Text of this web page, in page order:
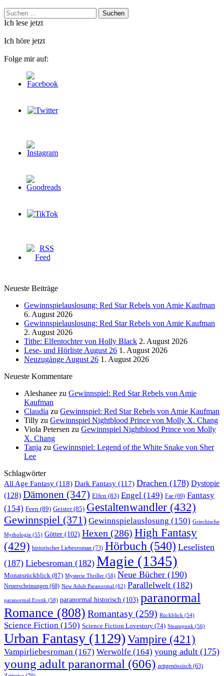
Suchen
nach:
Ich lese jetzt
Ich höre jetzt
Folge mir auf:
Neueste Beiträge
Gewinnspielauslosung: Red Star Rebels von Amie Kaufman
6. August 2026
Gewinnspielauslosung: Red Star Rebels von Amie Kaufman
2. August 2026
Tithe: Elfentochter von Holly Black 2. August 2026
Lese- und Hörliste August 26 1. August 2026
Neuzugänge August 26 1. August 2026
Neueste Kommentare
Aleshanee zu Gewinnspiel: Red Star Rebels von Amie
Kaufman
Claudia zu Gewinnspiel: Red Star Rebels von Amie Kaufman
Tilly zu Gewinnspiel Nightblood Prince von Molly X. Chang
Viola Petersen zu Gewinnspiel Nightblood Prince von Molly
X. Chang
Tanja zu Gewinnspiel: Legend of the White Snake von Sher
Lee
Schlagwörter
All Age Fantasy (118) Dark Fantasy (117) Drachen (178) Dystopie
(128) Dämonen (347) Elfen (83) Engel (149) Fae (69) Fantasy
(154) Feen (89) Geister(85) Gestaltenwandler (432)
Gewinnspiel (371) Gewinnspielauslosung (150) Griechische
Mythologie (55) Götter (102) Hexen (286) High Fantasy
(429) historischer Liebesroman (73) Hörbuch (540) Leselisten
(187) Liebesroman (182) Magie (1345)
Monatsrückblick (87) Mysterie Thriller (58) Neue Bücher (190)
Neuerscheinungen (68) New Adult Paranormal (62) Parallelwelt (182)
paranormal Erotik (58) paranormal historisch (103) paranormal
Romance (808) Romantasy (259) Rückblick (54)
Science Fiction (150) Science Fiction Lovestory (74) Steampunk (56)
Urban Fantasy (1129) Vampire (421)
Vampirliebesroman (167) Werwölfe (164) young adult (175)
young adult paranormal (606) zeitgenössisch (63)